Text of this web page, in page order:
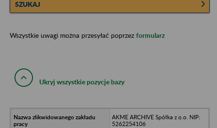
SZUKAJ
Wszystkie uwagi można przesyłać poprzez formularz
Ukryj wszystkie pozycje bazy
AKME ARCHIVE Spółka z o.o. NIP:
5262254106